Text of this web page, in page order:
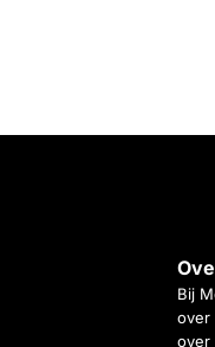
Bij
over
over